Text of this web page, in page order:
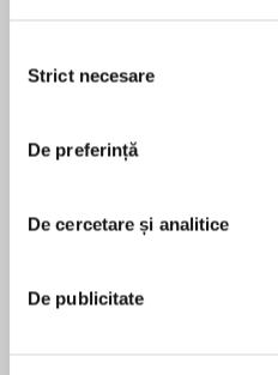
consimțământului
Strict necesare
De preferință
De cercetare și analitice
De publicitate
mesmerizing Texas
story of a runaway girl
opportunistic
bestselling author of
about a fierce woman
În acest moment nu
Caroline Frost
Caroline Frost has a
Writing degree from the